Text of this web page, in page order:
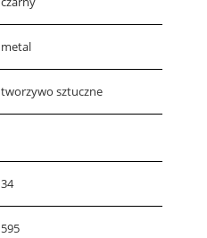
metal
tworzywo sztuczne
34
595